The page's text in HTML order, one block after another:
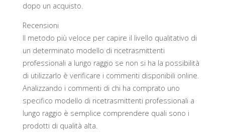
dopo un acquisto.
Recensioni
Il metodo più veloce per capire il livello qualitativo di
un determinato modello di ricetrasmittenti
professionali a lungo raggio se non si ha la possibilità
di utilizzarlo è verificare i commenti disponibili online.
Analizzando i commenti di chi ha comprato uno
specifico modello di ricetrasmittenti professionali a
lungo raggio è semplice comprendere quali sono i
prodotti di qualità alta.